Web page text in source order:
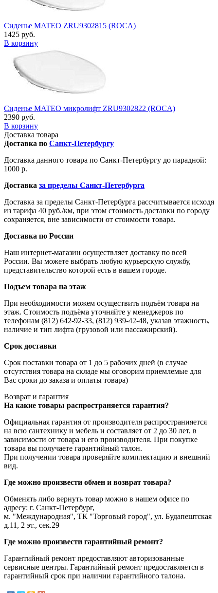
Сиденье MATEO ZRU9302815 (ROCA)
1425 руб.
В корзину
Сиденье MATEO микролифт ZRU9302822 (ROCA)
2390 руб.
В корзину
Доставка товара
Доставка по Санкт-Петербургу
Доставка данного товара по Санкт-Петербургу до парадной:
1000 р.
Доставка за пределы Санкт-Петербурга
Доставка за пределы Санкт-Петербурга рассчитывается исходя
из тарифа 40 руб./км, при этом стоимость доставки по городу
сохраняется, вне зависимости от стоимости товара.
Доставка по России
Наш интернет-магазин осуществляет доставку по всей
России. Вы можете выбрать любую курьерскую службу,
представительство которой есть в вашем городе.
Подъем товара на этаж
При необходимости можем осуществить подъём товара на
этаж. Стоимость подъёма уточняйте у менеджеров по
телефонам (812) 642-92-33, (812) 939-42-48, указав этажность,
наличие и тип лифта (грузовой или пассажирский).
Срок доставки
Срок поставки товара от 1 до 5 рабочих дней (в случае
отсутствия товара на складе мы оговорим приемлемые для
Вас сроки до заказа и оплаты товара)
Возврат и гарантия
На какие товары распространяется гарантия?
Официальная гарантия от производителя распространияется
на всю сантехнику и мебель и составляет от 2 до 30 лет, в
зависимости от товара и его производителя. При покупке
товара вы получаете гарантийный талон.
При получении товара проверяйте комплектацию и внешний
вид.
Где можно произвести обмен и возврат товара?
Обменять либо вернуть товар можно в нашем офисе по
адресу: г. Санкт-Петербург,
м. "Международная", ТК "Торговый город", ул. Будапештская
д.11, 2 эт., сек.29
Где можно произвести гарантийный ремонт?
Гарантийный ремонт предоставляют авторизованные
сервисные центры. Гарантийный ремонт предоставляется в
гарантийный срок при наличии гарантийного талона.